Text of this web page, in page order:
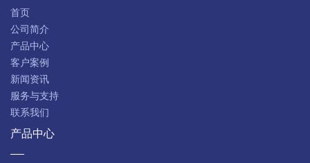
首页
公司简介
产品中心
客户案例
新闻资讯
服务与支持
联系我们
产品中心